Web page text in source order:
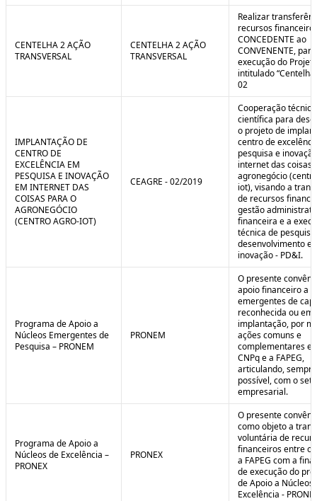
CENTELHA 2 AÇÃO
TRANSVERSAL
CENTELHA 2 AÇÃO
TRANSVERSAL
Realizar
recursos
CONCEDENTE ao
CONVENENTE,
execução do Projeto
intitulado
02
IMPLANTAÇÃO DE
CENTRO DE
EXCELÊNCIA EM
PESQUISA E INOVAÇÃO
EM INTERNET DAS
COISAS PARA O
AGRONEGÓCIO
(CENTRO AGRO-IOT)
CEAGRE - 02/2019
Cooperação
científica para
o projeto de
centro de
pesquisa e
internet das coisas
agronegócio
iot), visando a
de recursos
gestão
financeira e a
técnica de pesquisa,
desenvolvimento e
inovação - PD&I.
Programa de Apoio a
Núcleos Emergentes de
Pesquisa – PRONEM
PRONEM
O presente
apoio financeiro a
emergentes de
reconhecida ou em
implantação, por
ações comuns e
complementares
CNPq e a FAPEG,
articulando,
possível, com o
empresarial.
Programa de Apoio a
Núcleos de Excelência –
PRONEX
PRONEX
O presente
como objeto a
voluntária de
financeiros entre o
a FAPEG com a
de execução do
de Apoio a Núcleos
Excelência -